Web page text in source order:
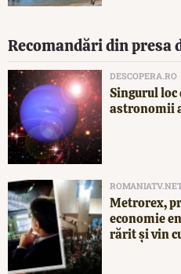
Recomandări din presa
DESCOPERA.RO
Singurul loc
astronomii
Metrorex,
economie
rărit și vin